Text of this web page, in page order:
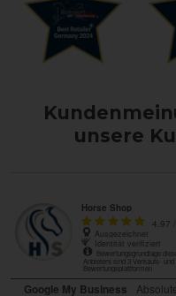
unsere